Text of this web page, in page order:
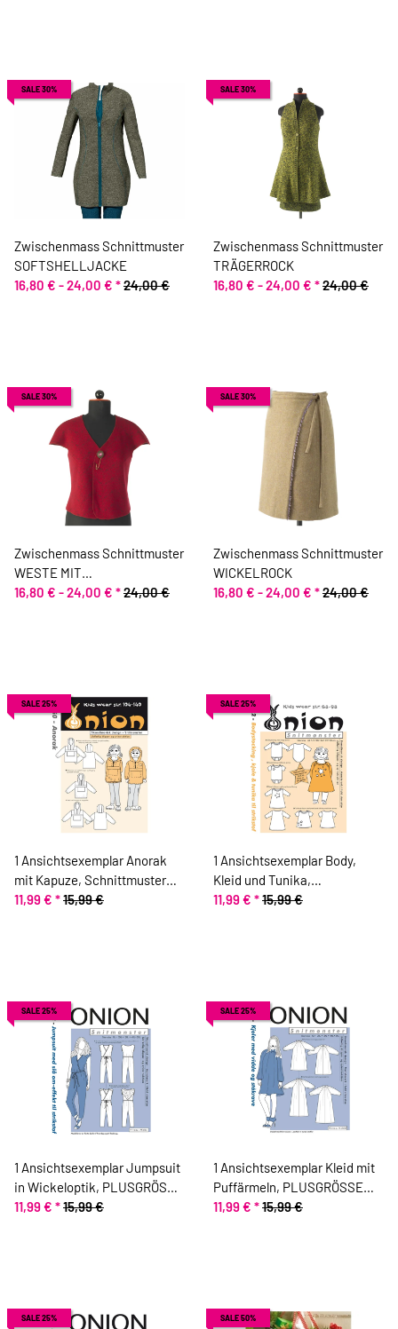
SALE 30%
Zwischenmass Schnittmuster
SOFTSHELLJACKE
16,80 € -24,00 € *24,00 €
SALE 30%
Zwischenmass Schnittmuster
TRÄGERROCK
16,80 € -24,00 € *24,00 €
SALE 30%
Zwischenmass Schnittmuster
WESTE MIT
FLÜGELÄRMELCHEN
16,80 € -24,00 € *24,00 €
SALE 30%
Zwischenmass Schnittmuster
WICKELROCK
16,80 € -24,00 € *24,00 €
SALE 25%
1 Ansichtsexemplar Anorak
mit Kapuze, Schnittmuster
ONION 20050
11,99 € *15,99 €
SALE 25%
1 Ansichtsexemplar Body,
Kleid und Tunika,
Schnittmuster ONION 10022
11,99 € *15,99 €
SALE 25%
1 Ansichtsexemplar Jumpsuit
in Wickeloptik, PLUSGRÖSSE
Schnittmuster ONION 9022
11,99 € *15,99 €
SALE 25%
1 Ansichtsexemplar Kleid mit
Puffärmeln, PLUSGRÖSSE
Schnittmuster ONION 9023
11,99 € *15,99 €
SALE 25% SALE 50%